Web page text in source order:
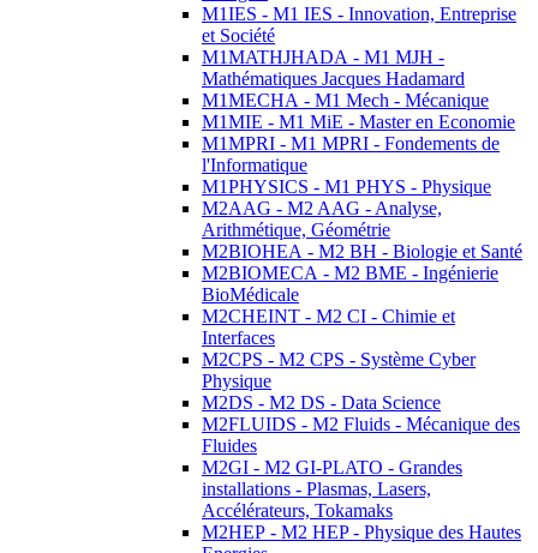
M1IES - M1 IES - Innovation, Entreprise
et Société
M1MATHJHADA - M1 MJH -
Mathématiques Jacques Hadamard
M1MECHA - M1 Mech - Mécanique
M1MIE - M1 MiE - Master en Economie
M1MPRI - M1 MPRI - Fondements de
l'Informatique
M1PHYSICS - M1 PHYS - Physique
M2AAG - M2 AAG - Analyse,
Arithmétique, Géométrie
M2BIOHEA - M2 BH - Biologie et Santé
M2BIOMECA - M2 BME - Ingénierie
BioMédicale
M2CHEINT - M2 CI - Chimie et
Interfaces
M2CPS - M2 CPS - Système Cyber
Physique
M2DS - M2 DS - Data Science
M2FLUIDS - M2 Fluids - Mécanique des
Fluides
M2GI - M2 GI-PLATO - Grandes
installations - Plasmas, Lasers,
Accélérateurs, Tokamaks
M2HEP - M2 HEP - Physique des Hautes